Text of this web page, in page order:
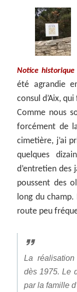
Notice
été agrandie
consul d’Aix,
Comme nous
forcément de
cimetière, j’ai
quelques
d’entretien des
poussent des
long du
route peu
La
dès 1975. Le
par la famille